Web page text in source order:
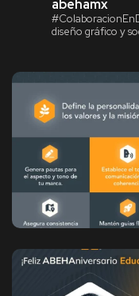
abehamx
diseño gráfico y